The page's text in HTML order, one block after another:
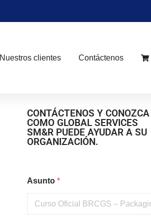
Nuestros clientes Contáctenos
CONTÁCTENOS Y CONOZCA
COMO GLOBAL SERVICES
SM&R PUEDE AYUDAR A SU
ORGANIZACIÓN.
Asunto *